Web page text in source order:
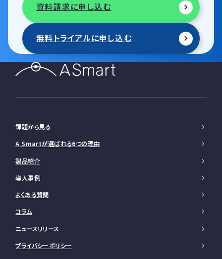
資料請求に申し込む
無料トライアルに申し込む
課題から見る
A Smartが選ばれる6つの理由
製品紹介
導入事例
よくある質問
コラム
ニュースリリース
プライバシーポリシー